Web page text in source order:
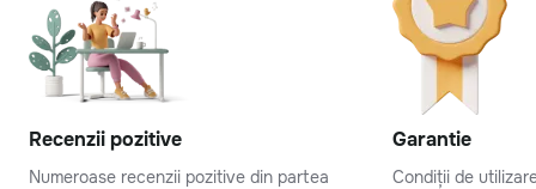
Recenzii pozitive
Numeroase recenzii pozitive din partea
Garantie
Condiții de